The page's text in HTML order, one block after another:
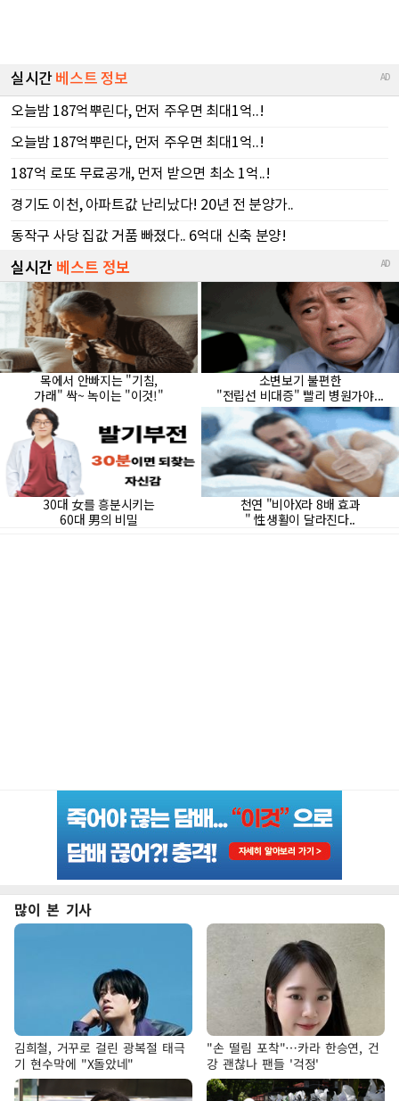
많이 본 기사
김희철, 거꾸로 걸린 광복절 태극
기 현수막에 "X돌았네"
"손 떨림 포착"…카라 한승연, 건
강 괜찮나 팬들 '걱정'